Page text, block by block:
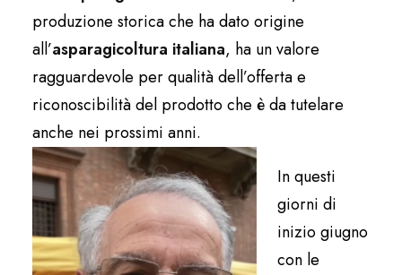
produzione storica che ha dato origine
all’asparagicoltura italiana, ha un valore
ragguardevole per qualità dell’offerta e
riconoscibilità del prodotto che è da tutelare
anche nei prossimi anni.
In questi
giorni di
inizio giugno
con le